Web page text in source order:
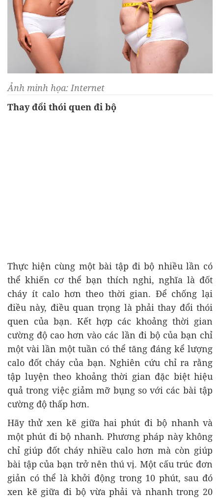
Ảnh minh họa: Internet
Thay đổi thói quen đi bộ
Thực hiện cùng một bài tập đi bộ nhiều lần có
thể khiến cơ thể bạn thích nghi, nghĩa là đốt
cháy ít calo hơn theo thời gian. Để chống lại
điều này, điều quan trọng là phải thay đổi thói
quen của bạn. Kết hợp các khoảng thời gian
cường độ cao hơn vào các lần đi bộ của bạn chỉ
một vài lần một tuần có thể tăng đáng kể lượng
calo đốt cháy của bạn. Nghiên cứu chỉ ra rằng
tập luyện theo khoảng thời gian đặc biệt hiệu
quả trong việc giảm mỡ bụng so với các bài tập
cường độ thấp hơn.
Hãy thử xen kẽ giữa hai phút đi bộ nhanh và
một phút đi bộ nhanh. Phương pháp này không
chỉ giúp đốt cháy nhiều calo hơn mà còn giúp
bài tập của bạn trở nên thú vị. Một cấu trúc đơn
giản có thể là khởi động trong 10 phút, sau đó
xen kẽ giữa đi bộ vừa phải và nhanh trong 20